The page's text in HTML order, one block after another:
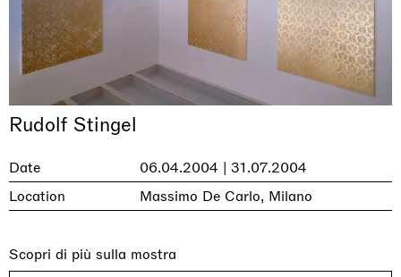
Rudolf Stingel
Date
06.04.2004 | 31.07.2004
Location
Massimo De Carlo, Milano
Scopri di più sulla mostra